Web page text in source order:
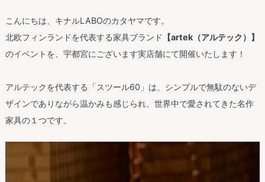
こんにちは、キナルLABOのカタヤマです。
北欧フィンランドを代表する家具ブランド
【artek（アルテック）】
のイベントを、宇都宮にございます実店舗にて開催いたします！
アルテックを代表する「スツール60」は、シンプルで無駄のないデ
ザインでありながら温かみも感じられ、世界中で愛されてきた名作
家具の１つです。